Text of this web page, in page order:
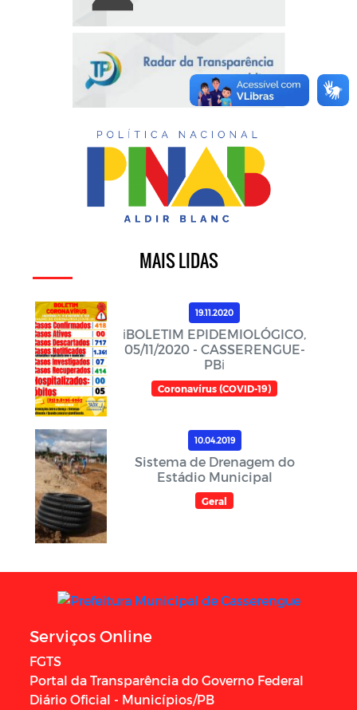
MAIS LIDAS
19.11.2020
ℹ️BOLETIM EPIDEMIOLÓGICO,
05/11/2020 - CASSERENGUE-
PBℹ️
Coronavírus (COVID-19)
10.04.2019
Sistema de Drenagem do
Estádio Municipal
Geral
Serviços Online
FGTS
Portal da Transparência do Governo Federal
Diário Oficial - Municípios/PB